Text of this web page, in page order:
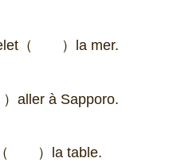
（ ）la mer.
aller à Sapporo.
（ ）la table.